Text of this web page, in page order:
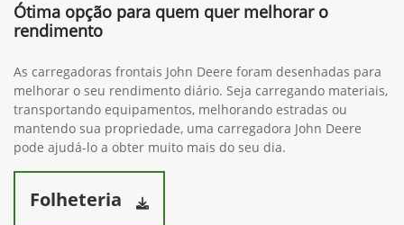
Ótima opção para quem quer melhorar o
rendimento
As carregadoras frontais John Deere foram desenhadas para
melhorar o seu rendimento diário. Seja carregando materiais,
transportando equipamentos, melhorando estradas ou
mantendo sua propriedade, uma carregadora John Deere
pode ajudá-lo a obter muito mais do seu dia.
Folheteria